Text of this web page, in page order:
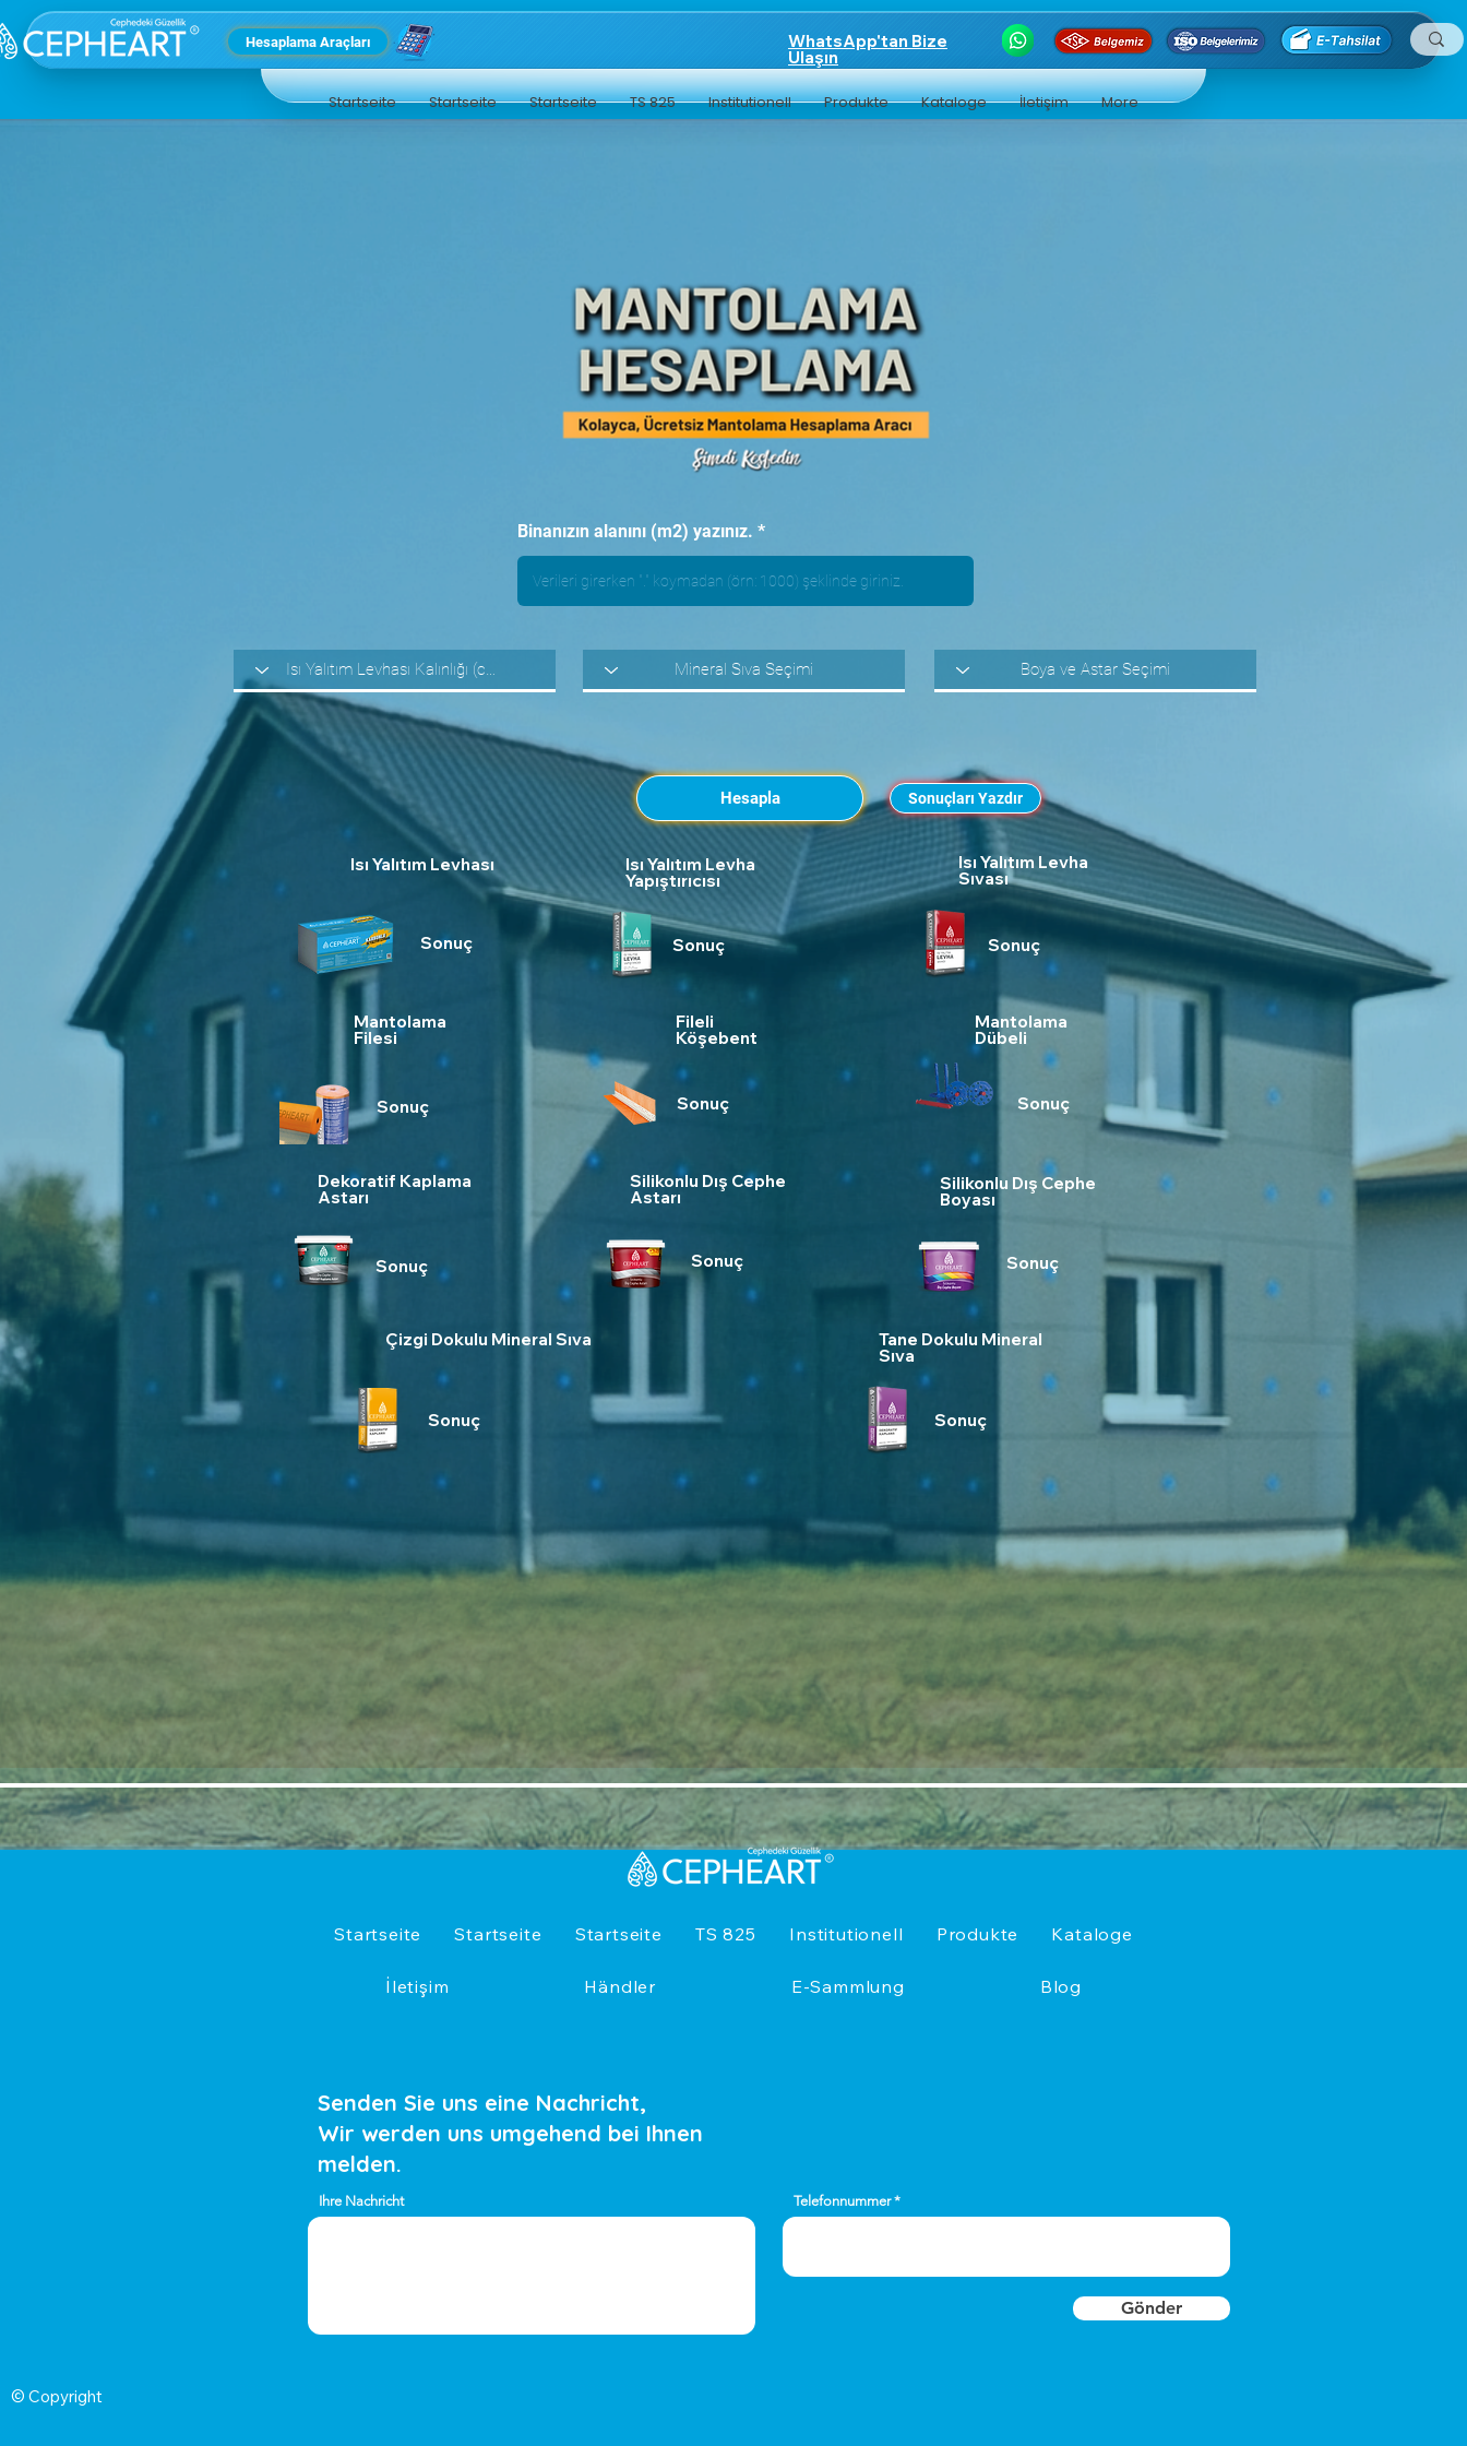
Hesaplama Araçları WhatsApp'tan Bize
Ulaşın
Startseite Startseite Startseite TS 825 Institutionell Produkte Kataloge İletişim More
Binanızın alanını (m2) yazınız.
Isı Yalıtım Levha
Sıvası
Mantolama
Dübeli
Isı Yalıtım Levha
Yapıştırıcısı
Isı Yalıtım Levhası
Mantolama
Filesi
Silikonlu Dış Cephe
Boyası
Fileli
Köşebent
Tane Dokulu Mineral
Sıva
Dekoratif Kaplama
Astarı
Çizgi Dokulu Mineral Sıva
Sonuç Sonuç Sonuç
Sonuç Sonuç Sonuç
Sonuç Sonuç
Sonuç Sonuç
Silikonlu Dış Cephe
Astarı
Sonuç
Hesapla Sonuçları Yazdır
Startseite Startseite Startseite TS 825 Institutionell Produkte Kataloge
İletişim Händler E-Sammlung Blog
Senden Sie uns eine Nachricht,
Wir werden uns umgehend bei Ihnen
melden.
Ihre Nachricht Telefonnummer
Gönder
© Copyright